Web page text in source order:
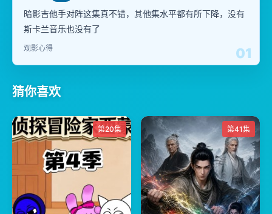
01
暗影吉他手对阵这集真不错，其他集水平都有所下降，没有
斯卡兰音乐也没有了
观影心得
猜你喜欢
第20集 第41集